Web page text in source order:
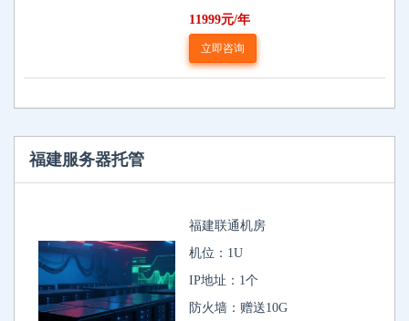
11999元/年
立即咨询
福建服务器托管
福建联通机房
机位：1U
IP地址：1个
防火墙：赠送10G